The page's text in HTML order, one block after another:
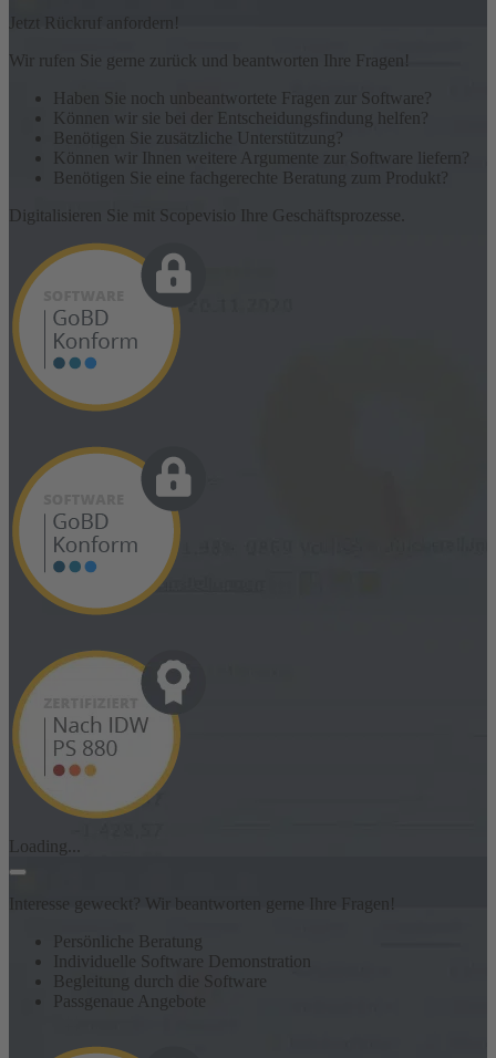
Jetzt Rückruf anfordern!
Wir rufen Sie gerne zurück und beantworten Ihre Fragen!
Haben Sie noch unbeantwortete Fragen zur Software?
Können wir sie bei der Entscheidungsfindung helfen?
Benötigen Sie zusätzliche Unterstützung?
Können wir Ihnen weitere Argumente zur Software liefern?
Benötigen Sie eine fachgerechte Beratung zum Produkt?
Digitalisieren Sie mit Scopevisio Ihre Geschäftsprozesse.
Loading...
Interesse geweckt? Wir beantworten gerne Ihre Fragen!
Persönliche Beratung
Individuelle Software Demonstration
Begleitung durch die Software
Passgenaue Angebote